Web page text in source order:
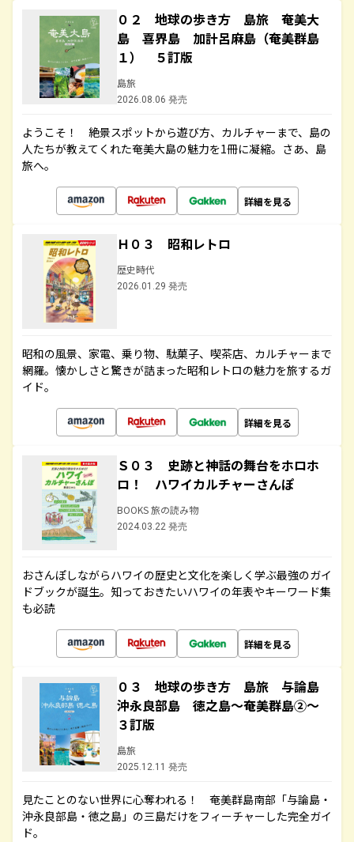
０２ 地球の歩き方 島旅 奄美大
島 喜界島 加計呂麻島（奄美群島
１） ５訂版
島旅
2026.08.06 発売
ようこそ！ 絶景スポットから遊び方、カルチャーまで、島の
人たちが教えてくれた奄美大島の魅力を1冊に凝縮。さあ、島
旅へ。
詳細を見る
Ｈ０３ 昭和レトロ
歴史時代
2026.01.29 発売
昭和の風景、家電、乗り物、駄菓子、喫茶店、カルチャーまで
網羅。懐かしさと驚きが詰まった昭和レトロの魅力を旅するガ
イド。
詳細を見る
Ｓ０３ 史跡と神話の舞台をホロホ
ロ！ ハワイカルチャーさんぽ
BOOKS 旅の読み物
2024.03.22 発売
おさんぽしながらハワイの歴史と文化を楽しく学ぶ最強のガイ
ドブックが誕生。知っておきたいハワイの年表やキーワード集
も必読
詳細を見る
０３ 地球の歩き方 島旅 与論島
沖永良部島 徳之島～奄美群島②～
３訂版
島旅
2025.12.11 発売
見たことのない世界に心奪われる！ 奄美群島南部「与論島・
沖永良部島・徳之島」の三島だけをフィーチャーした完全ガイ
ド。